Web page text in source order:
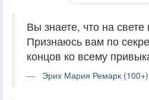
Вы знаете, что на свете
Признаюсь вам по
концов ко всему
Эрих Мария Ремарк (100+)